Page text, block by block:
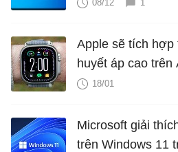
08/12 1
Apple sẽ tích hợp
huyết áp cao trên
2025?
18/01
Microsoft giải
trên Windows 11